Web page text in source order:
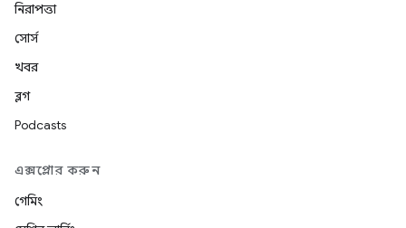
নিরাপত্তা
সোর্স
খবর
ব্লগ
Podcasts
এক্সপ্লোর করুন
গেমিং